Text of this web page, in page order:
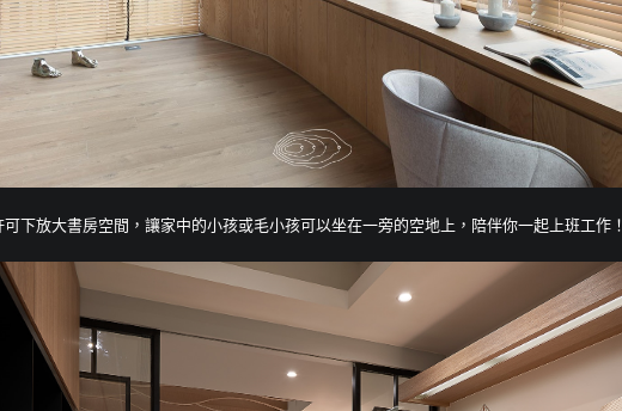
下放大書房空間，讓家中的小孩或毛小孩可以坐在一旁的空地上，陪伴你一起上班工作！